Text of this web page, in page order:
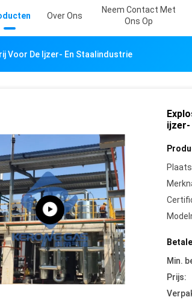
Over Ons
Neem Contact Met
Ons Op
Voor De Ijzer- En Staalindustrie
Min.
Prijs: